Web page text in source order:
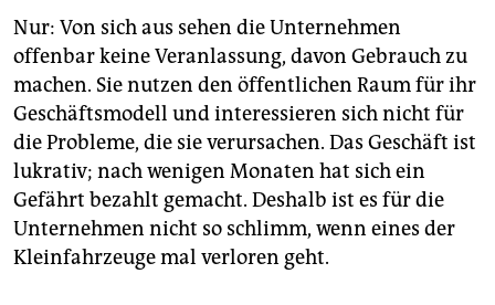
Nur: Von sich aus sehen die Unternehmen
offenbar keine Veranlassung, davon Gebrauch zu
machen. Sie nutzen den öffentlichen Raum für ihr
Geschäftsmodell und interessieren sich nicht für
die Probleme, die sie verursachen. Das Geschäft ist
lukrativ; nach wenigen Monaten hat sich ein
Gefährt bezahlt gemacht. Deshalb ist es für die
Unternehmen nicht so schlimm, wenn eines der
Kleinfahrzeuge mal verloren geht.